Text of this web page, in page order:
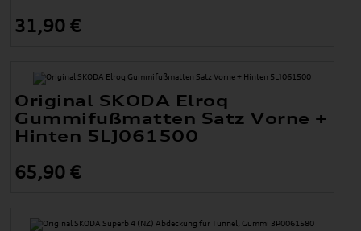
31,90 €
Original SKODA Elroq
Gummifußmatten Satz Vorne +
Hinten 5LJ061500
65,90 €